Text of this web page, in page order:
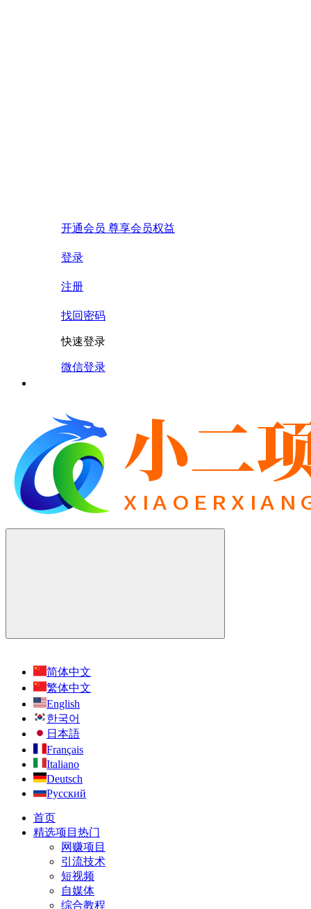
开通会员 尊享会员权益
登录
注册
找回密码
快速登录
微信登录
简体中文
繁体中文
English
한국어
日本語
Français
Italiano
Deutsch
Русский
首页
精选项目 热门
网赚项目
引流技术
短视频
自媒体
综合教程